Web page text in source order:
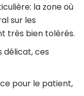
la zone où
sur les
très bien tolé­rés.
délicat, ces
pour le patient,